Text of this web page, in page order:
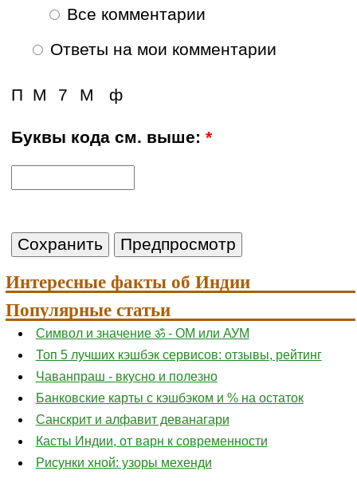
Все комментарии
Ответы на мои комментарии
П ф
7 М
М
Буквы кода см. выше:*
Интересные факты об Индии
Популярные статьи
Символ и значение ॐ - ОМ или АУМ
Топ 5 лучших кэшбэк сервисов: отзывы, рейтинг
Чаванпраш - вкусно и полезно
Банковские карты с кэшбэком и % на остаток
Санскрит и алфавит деванагари
Касты Индии, от варн к современности
Рисунки хной: узоры мехенди